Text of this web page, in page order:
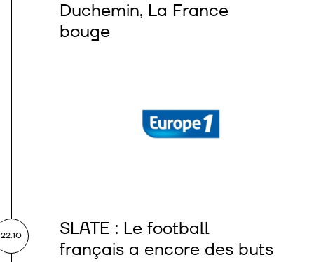
Duchemin, La France
bouge
22.10
SLATE : Le football
français a encore des buts